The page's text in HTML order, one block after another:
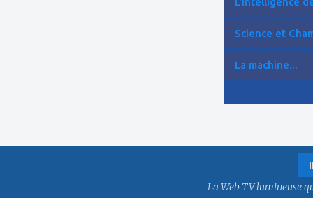
Science et
La machine...
La Web TV lumineuse